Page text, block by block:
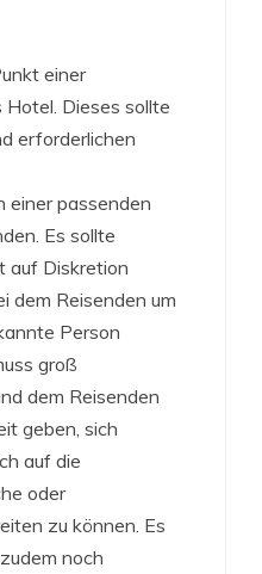
einer
Dieses sollte
erforderlichen
einer passenden
Es sollte
auf Diskretion
dem Reisenden um
Person
groß
dem Reisenden
geben, sich
auf die
oder
zu können. Es
noch